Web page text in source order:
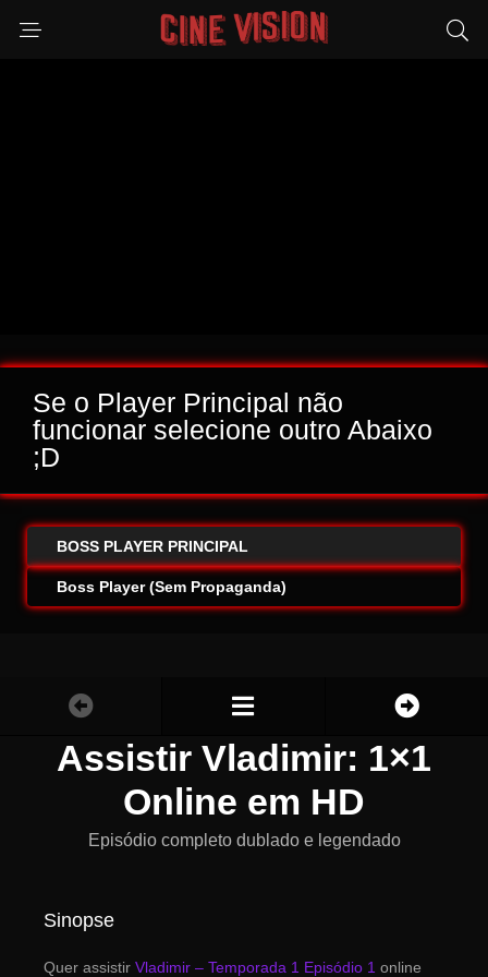
Se o Player Principal não
funcionar selecione outro Abaixo
;D
BOSS PLAYER PRINCIPAL
Boss Player (Sem Propaganda)
Assistir Vladimir: 1×1
Online em HD
Episódio completo dublado e legendado
Sinopse
Quer assistir Vladimir – Temporada 1 Episódio 1 online